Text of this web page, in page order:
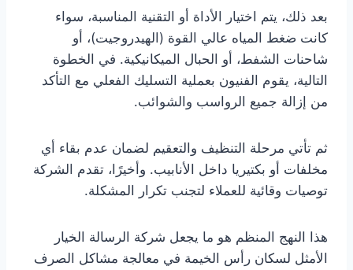
بعد ذلك، يتم اختيار الأداة أو التقنية المناسبة، سواء
كانت ضغط المياه عالي القوة (الهيدروجيت)، أو
شاحنات الشفط، أو الحبال الميكانيكية. في الخطوة
التالية، يقوم الفنيون بعملية التسليك الفعلي مع التأكد
من إزالة جميع الرواسب والشوائب.
ثم تأتي مرحلة التنظيف والتعقيم لضمان عدم بقاء أي
مخلفات أو بكتيريا داخل الأنابيب. وأخيرًا، تقدم الشركة
توصيات وقائية للعملاء لتجنب تكرار المشكلة.
هذا النهج المنظم هو ما يجعل شركة الرسالة الخيار
الأمثل لسكان رأس الخيمة في معالجة مشاكل الصرف